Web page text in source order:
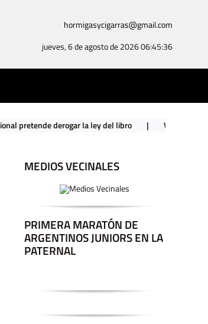
hormigasycigarras@gmail.com
jueves, 6 de agosto de 202606:45:37
la ley del libro | Vuelta a clases con paro
MEDIOS VECINALES
PRIMERA MARATÓN DE
ARGENTINOS JUNIORS EN LA
PATERNAL